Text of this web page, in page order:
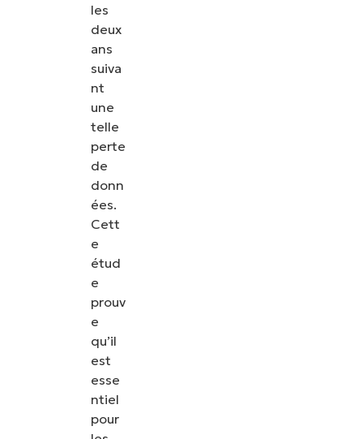
les
deux
ans
suiva
nt
une
telle
perte
de
donn
ées.
Cett
e
étud
e
prouv
e
qu’il
est
esse
ntiel
pour